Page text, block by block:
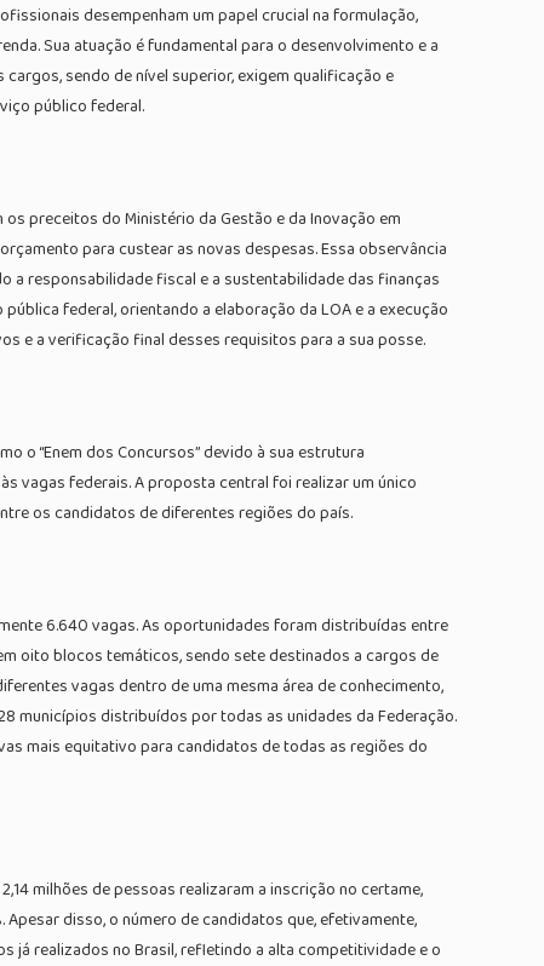
desempenham um papel crucial na formulação,
Sua atuação é fundamental para o desenvolvimento e a
sendo de nível superior, exigem qualificação e
público federal.
preceitos do Ministério da Gestão e da Inovação em
para custear as novas despesas. Essa observância
a responsabilidade fiscal e a sustentabilidade das finanças
federal, orientando a elaboração da LOA e a execução
e a verificação final desses requisitos para a sua posse.
o “Enem dos Concursos” devido à sua estrutura
vagas federais. A proposta central foi realizar um único
os candidatos de diferentes regiões do país.
6.640 vagas. As oportunidades foram distribuídas entre
oito blocos temáticos, sendo sete destinados a cargos de
vagas dentro de uma mesma área de conhecimento,
municípios distribuídos por todas as unidades da Federação.
mais equitativo para candidatos de todas as regiões do
milhões de pessoas realizaram a inscrição no certame,
disso, o número de candidatos que, efetivamente,
já realizados no Brasil, refletindo a alta competitividade e o